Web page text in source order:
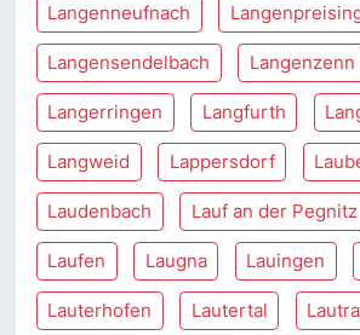
Langenneufnach
Langensendelbach Langenzenn
Langerringen Langfurth
Langweid Lappersdorf
Laudenbach Lauf an der Pegnitz
Laufen Laugna Lauingen
Lauterhofen Lautertal